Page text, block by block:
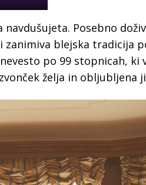
navdušujeta. Posebno
blejska tradicija
po 99 stopnicah, ki
želja in obljubljena